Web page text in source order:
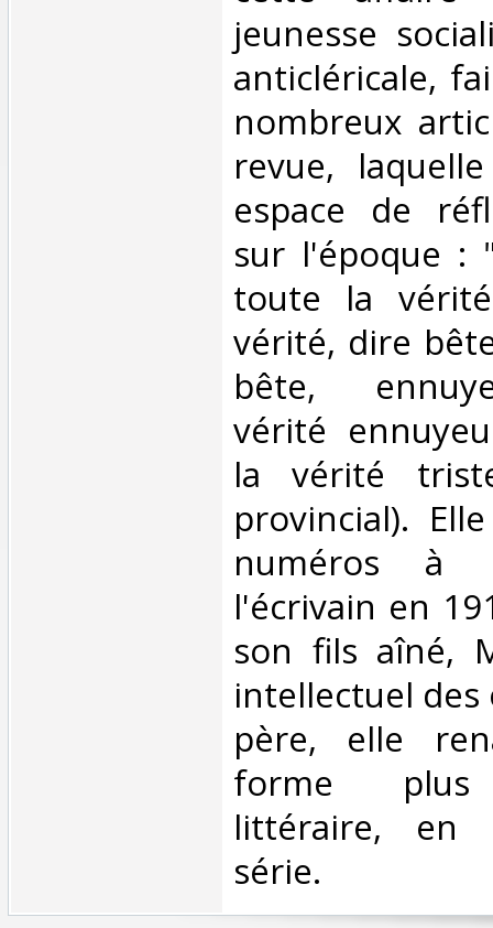
jeunesse
anticléricale,
nombreux
revue,
espace de
sur l'époque :
toute la
vérité, dire
bête,
vérité
la vérité
provincial).
numéros
l'écrivain en
son fils aîné,
intellectuel
père, elle
forme plus
littéraire, en
série.‎